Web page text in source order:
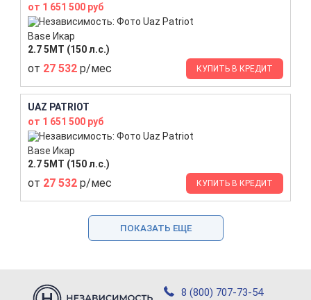
от 1 651 500 руб
Base Икар
2.7 5МТ (150 л.с.)
от 27 532 р/мес КУПИТЬ В КРЕДИТ
UAZ PATRIOT
от 1 651 500 руб
Base Икар
2.7 5МТ (150 л.с.)
от 27 532 р/мес КУПИТЬ В КРЕДИТ
ПОКАЗАТЬ ЕЩЕ
8 (800) 707-73-54